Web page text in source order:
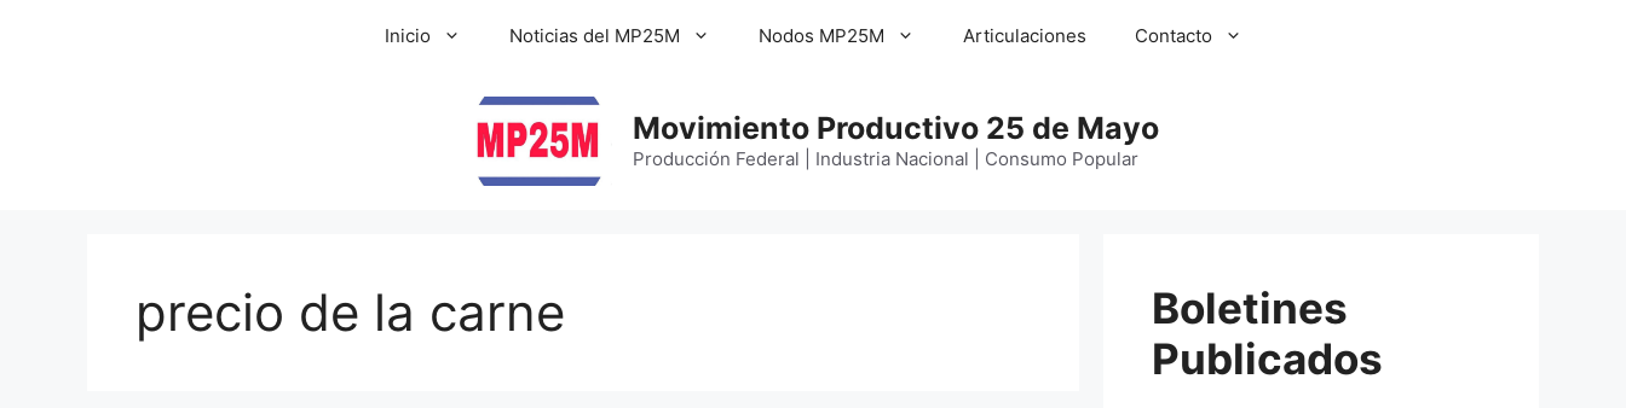
Inicio Noticias del MP25M Nodos MP25M Articulaciones Contacto
Movimiento Productivo 25 de Mayo
Producción Federal | Industria Nacional | Consumo Popular
precio de la carne
Boletines
Publicados